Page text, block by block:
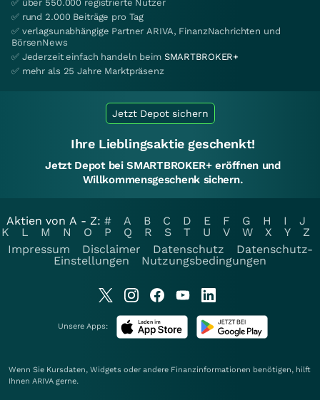
✅ über 550.000 registrierte Nutzer
✅ rund 2.000 Beiträge pro Tag
✅ verlagsunabhängige Partner ARIVA, FinanzNachrichten und
BörsenNews
✅ Jederzeit einfach handeln beim SMARTBROKER+
✅ mehr als 25 Jahre Marktpräsenz
Jetzt Depot sichern
Ihre Lieblingsaktie geschenkt!
Jetzt Depot bei SMARTBROKER+ eröffnen und
Willkommensgeschenk sichern.
Aktien von A - Z: # A B C D E F G H I
J
K
L M N O P Q R S T U V W X Y
Z
Impressum
Disclaimer Datenschutz
Datenschutz-
Einstellungen
Nutzungsbedingungen
Unsere Apps:
Wenn Sie Kursdaten, Widgets oder andere Finanzinformationen benötigen, hilft
Ihnen ARIVA gerne.